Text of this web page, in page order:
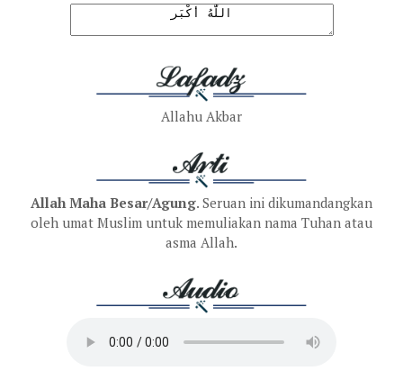
Allahu Akbar
Allah Maha Besar/Agung. Seruan ini dikumandangkan
oleh umat Muslim untuk memuliakan nama Tuhan atau
asma Allah.